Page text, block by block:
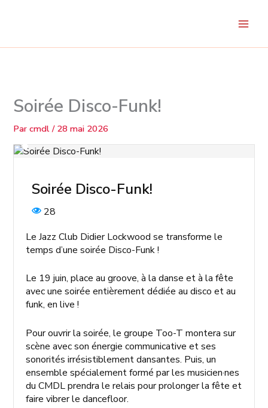
Soirée Disco-Funk!
Parcmdl/ 28 mai 2026
Soirée Disco-Funk!
28
Le Jazz Club Didier Lockwood se transforme le
temps d’une soirée Disco-Funk !
Le 19 juin, place au groove, à la danse et à la fête
avec une soirée entièrement dédiée au disco et au
funk, en live !
Pour ouvrir la soirée, le groupe Too-T montera sur
scène avec son énergie communicative et ses
sonorités irrésistiblement dansantes. Puis, un
ensemble spécialement formé par les musicien·nes
du CMDL prendra le relais pour prolonger la fête et
faire vibrer le dancefloor.